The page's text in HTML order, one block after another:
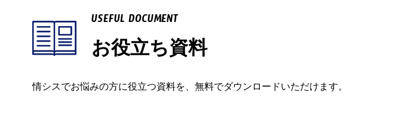
USEFUL DOCUMENT
お役立ち資料
情シスでお悩みの方に役立つ資料を、無料でダウンロードいただけます。